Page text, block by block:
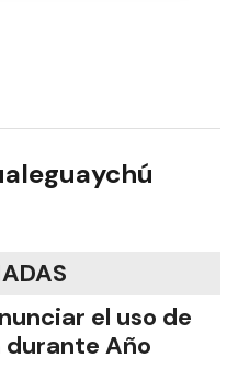
el uso de
Año